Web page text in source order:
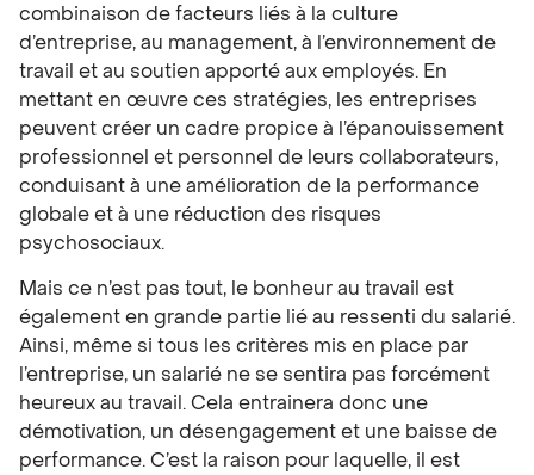
combinaison de facteurs liés à la culture
d’entreprise, au management, à l’environnement de
travail et au soutien apporté aux employés. En
mettant en œuvre ces stratégies, les entreprises
peuvent créer un cadre propice à l’épanouissement
professionnel et personnel de leurs collaborateurs,
conduisant à une amélioration de la performance
globale et à une réduction des risques
psychosociaux.
Mais ce n’est pas tout, le bonheur au travail est
également en grande partie lié au ressenti du salarié.
Ainsi, même si tous les critères mis en place par
l’entreprise, un salarié ne se sentira pas forcément
heureux au travail. Cela entrainera donc une
démotivation, un désengagement et une baisse de
performance. C’est la raison pour laquelle, il est